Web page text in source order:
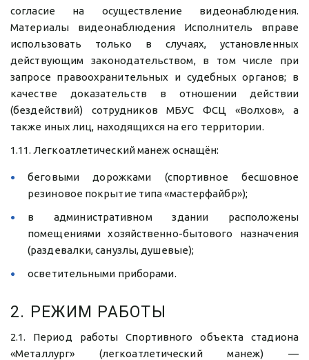
согласие на осуществление видеонаблюдения.
Материалы видеонаблюдения Исполнитель вправе
использовать только в случаях, установленных
действующим законодательством, в том числе при
запросе правоохранительных и судебных органов; в
качестве доказательств в отношении действии
(бездействий) сотрудников МБУС ФСЦ «Волхов», а
также иных лиц, находящихся на его территории.
1.11. Легкоатлетический манеж оснащён:
беговыми дорожками (спортивное бесшовное
резиновое покрытие типа «мастерфайбр»);
в административном здании расположены
помещениями хозяйственно-бытового назначения
(раздевалки, санузлы, душевые);
осветительными приборами.
2. РЕЖИМ РАБОТЫ
2.1. Период работы Спортивного объекта стадиона
«Металлург» (легкоатлетический манеж) —